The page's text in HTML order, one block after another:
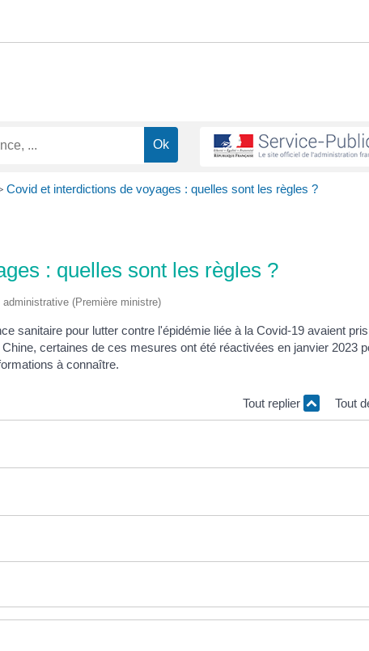
Covid et interdictions de voyages : quelles sont les règles ?
: quelles sont les règles ?
(Première ministre)
sanitaire pour lutter contre l'épidémie liée à la Covid-19 avaient
certaines de ces mesures ont été réactivées en janvier 2023
à connaître.
Tout replier Tout